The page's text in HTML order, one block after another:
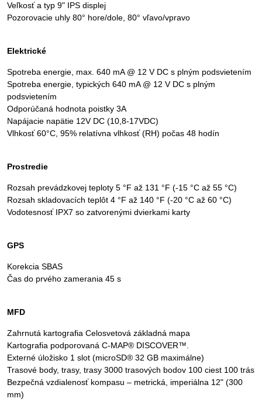
Veľkosť a typ 9" IPS displej
Pozorovacie uhly 80° hore/dole, 80° vľavo/vpravo
Elektrické
Spotreba energie, max. 640 mA @ 12 V DC s plným podsvietením
Spotreba energie, typických 640 mA @ 12 V DC s plným
podsvietením
Odporúčaná hodnota poistky 3A
Napájacie napätie 12V DC (10,8-17VDC)
Vlhkosť 60°C, 95% relatívna vlhkosť (RH) počas 48 hodín
Prostredie
Rozsah prevádzkovej teploty 5 °F až 131 °F (-15 °C až 55 °C)
Rozsah skladovacích teplôt 4 °F až 140 °F (-20 °C až 60 °C)
Vodotesnosť IPX7 so zatvorenými dvierkami karty
GPS
Korekcia SBAS
Čas do prvého zamerania 45 s
MFD
Zahrnutá kartografia Celosvetová základná mapa
Kartografia podporovaná C-MAP® DISCOVER™.
Externé úložisko 1 slot (microSD® 32 GB maximálne)
Trasové body, trasy, trasy 3000 trasových bodov 100 ciest 100 trás
Bezpečná vzdialenosť kompasu – metrická, imperiálna 12" (300
mm)